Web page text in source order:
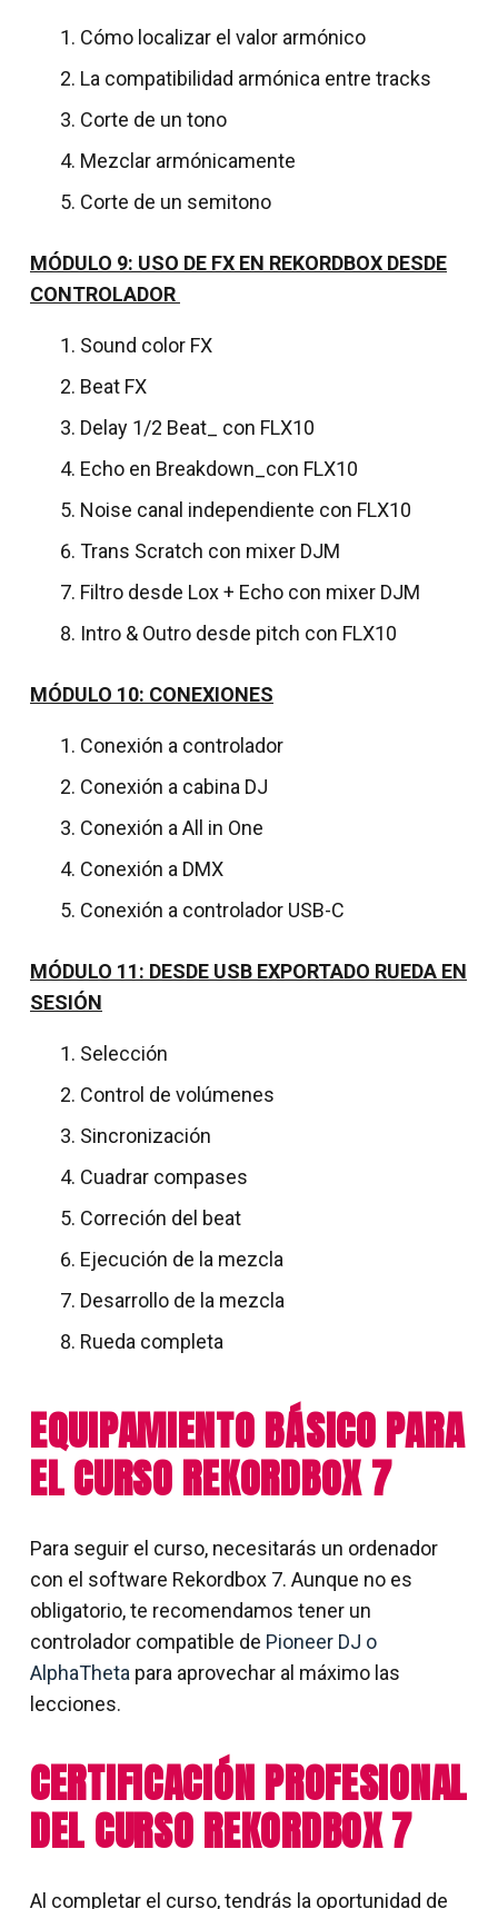
Cómo localizar el valor armónico
La compatibilidad armónica entre tracks
Corte de un tono
Mezclar armónicamente
Corte de un semitono
MÓDULO 9: USO DE FX EN REKORDBOX DESDE
CONTROLADOR
Sound color FX
Beat FX
Delay 1/2 Beat_ con FLX10
Echo en Breakdown_con FLX10
Noise canal independiente con FLX10
Trans Scratch con mixer DJM
Filtro desde Lox + Echo con mixer DJM
Intro & Outro desde pitch con FLX10
MÓDULO 10: CONEXIONES
Conexión a controlador
Conexión a cabina DJ
Conexión a All in One
Conexión a DMX
Conexión a controlador USB-C
MÓDULO 11: DESDE USB EXPORTADO RUEDA EN
SESIÓN
Selección
Control de volúmenes
Sincronización
Cuadrar compases
Correción del beat
Ejecución de la mezcla
Desarrollo de la mezcla
Rueda completa
EQUIPAMIENTO BÁSICO PARA
EL CURSO REKORDBOX 7
Para seguir el curso, necesitarás un ordenador
con el software Rekordbox 7. Aunque no es
obligatorio, te recomendamos tener un
controlador compatible de Pioneer DJ o
AlphaTheta para aprovechar al máximo las
lecciones.
CERTIFICACIÓN PROFESIONAL
DEL CURSO REKORDBOX 7
Al completar el curso, tendrás la oportunidad de